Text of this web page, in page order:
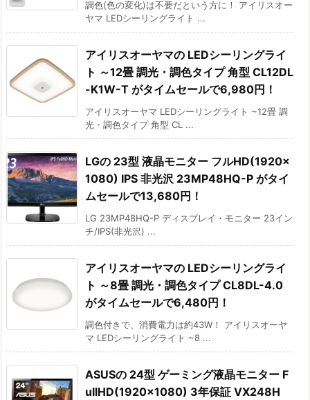
調色(色の変化)は不要だという方に！ アイリスオー
ヤマ LEDシーリングライト ...
アイリスオーヤマの LEDシーリングライ
ト ～12畳 調光・調色タイプ 角型 CL12DL
-K1W-T がタイムセールで6,980円！
アイリスオーヤマ LEDシーリングライト ~12畳 調
光・調色タイプ 角型 CL ...
LGの 23型 液晶モニター フルHD(1920×
1080) IPS 非光沢 23MP48HQ-P がタイ
ムセールで13,680円！
LG 23MP48HQ-P ディスプレイ・モニター 23イン
チ/IPS(非光沢) ...
アイリスオーヤマの LEDシーリングライ
ト ～8畳 調光・調色タイプ CL8DL-4.0
がタイムセールで6,480円！
調色付きで、消費電力は約43W！ アイリスオーヤ
マ LEDシーリングライト ~8 ...
ASUSの 24型 ゲーミング液晶モニター F
ullHD(1920×1080) 3年保証 VX248H